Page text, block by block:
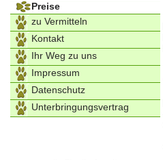
Preise
zu Vermitteln
Kontakt
Ihr Weg zu uns
Impressum
Datenschutz
Unterbringungsvertrag